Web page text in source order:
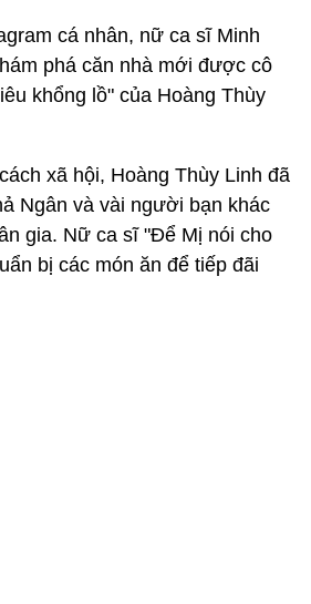
cá nhân, nữ ca sĩ Minh
phá căn nhà mới được cô
khổng lồ" của Hoàng Thùy
xã hội, Hoàng Thùy Linh đã
Ngân và vài người bạn khác
gia. Nữ ca sĩ "Để Mị nói cho
bị các món ăn để tiếp đãi